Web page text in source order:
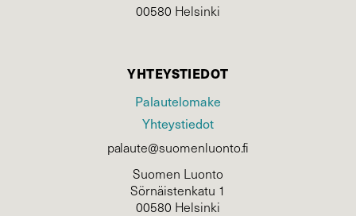
00580 Helsinki
YHTEYSTIEDOT
Palautelomake
Yhteystiedot
palaute@suomenluonto.fi
Suomen Luonto
Sörnäistenkatu 1
00580 Helsinki